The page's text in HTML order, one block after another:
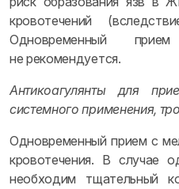
кровотечений
Одновременный
не рекомендуется.
Антикоагулянты для
системного применения,
Одновременный прием с
кровотечения. В случае
необходим тщательный